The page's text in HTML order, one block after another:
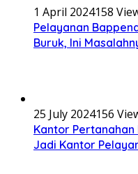
1 April 2024158
Pelayanan
Buruk, Ini
25 July 2024156
Kantor Pertanahan
Jadi Kantor